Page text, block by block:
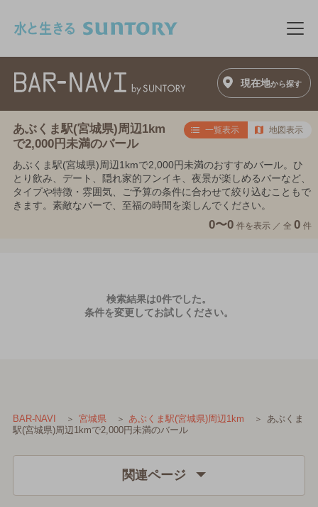
メ
現在地から探す
あぶくま駅(宮城県)周辺1km
で2,000円未満のバール
一覧表示 地図表示
あぶくま駅(宮城県)周辺1kmで2,000円未満のおすすめバール。ひ
とり飲み、デート、隠れ家的フンイキ、夜景が楽しめるバーなど、
タイプや特徴・雰囲気、ご予算の条件に合わせて絞り込むこともで
きます。素敵なバーで、至福の時間を楽しんでください。
0〜0 件を表示 ／ 全 0 件
検索結果は0件でした。
条件を変更してお試しください。
BAR-NAVI 宮城県 あぶくま駅(宮城県)周辺1km
あぶくま
駅(宮城県)周辺1kmで2,000円未満のバール
関連ページ